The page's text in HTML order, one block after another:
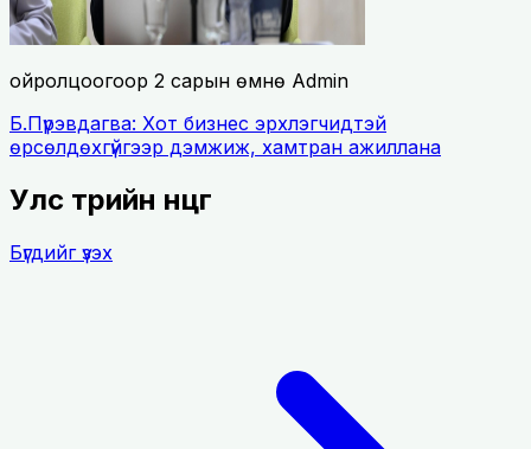
ойролцоогоор 2 сарын өмнө Admin
Б.Пүрэвдагва: Хот бизнес эрхлэгчидтэй
өрсөлдөхгүйгээр дэмжиж, хамтран ажиллана
Улс төрийн өнцөг
Бүгдийг үзэх